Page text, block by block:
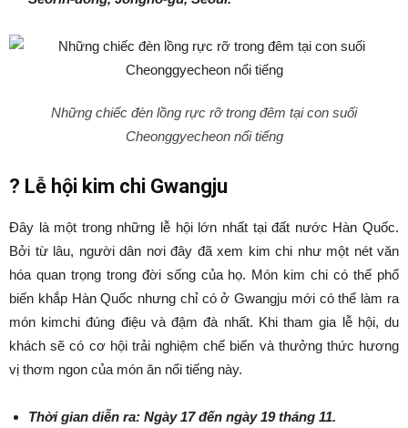
Những chiếc đèn lồng rực rỡ trong đêm tại con suối
Cheonggyecheon nổi tiếng
? Lễ hội kim chi Gwangju
Đây là một trong những lễ hội lớn nhất tại đất nước Hàn Quốc.
Bởi từ lâu, người dân nơi đây đã xem kim chi như một nét văn
hóa quan trọng trong đời sống của họ. Món kim chi có thể phổ
biến khắp Hàn Quốc nhưng chỉ có ở Gwangju mới có thể làm ra
món kimchi đúng điệu và đậm đà nhất. Khi tham gia lễ hội, du
khách sẽ có cơ hội trải nghiệm chế biến và thưởng thức hương
vị thơm ngon của món ăn nổi tiếng này.
Thời gian diễn ra: Ngày 17 đến ngày 19 tháng 11.